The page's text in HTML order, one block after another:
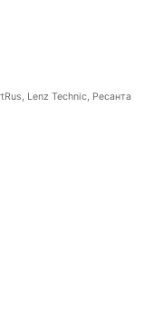
Lenz Technic, Ресанта